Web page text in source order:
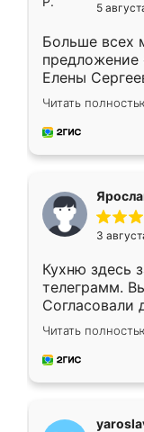
5
Больше всех
предложение
Елены
короткие
для замера
предложил
Читать
3
Кухню здесь
телеграмм.
Согласовали
недели кухня
довольны
мебель за
Читать